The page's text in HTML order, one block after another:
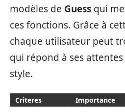
modèles de Guess qui
ces fonctions. Grâce à
chaque utilisateur peut
qui répond à ses
style.
Criteres Importance